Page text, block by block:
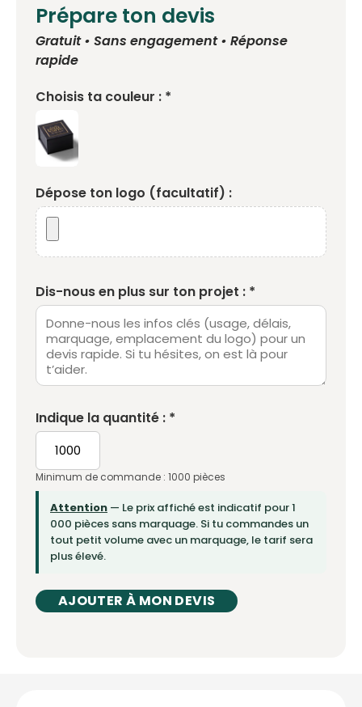
Prépare ton devis
Gratuit • Sans engagement • Réponse
rapide
Choisis ta couleur : *
Dépose ton logo (facultatif) :
Dis-nous en plus sur ton projet : *
Indique la quantité : *
Minimum de commande : 1000 pièces
Attention — Le prix affiché est indicatif pour 1
000 pièces sans marquage. Si tu commandes un
tout petit volume avec un marquage, le tarif sera
plus élevé.
AJOUTER À MON DEVIS